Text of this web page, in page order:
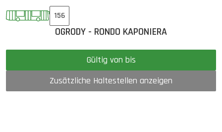
156
OGRODY - RONDO KAPONIERA
Gültig von bis
Zusätzliche Haltestellen anzeigen